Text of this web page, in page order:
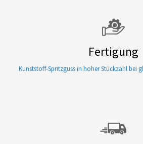
Fertigung
Kunststoff-Spritzguss in hoher Stückzahl bei